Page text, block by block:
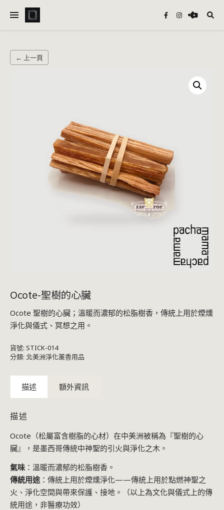
← 上一頁
Ocote-聖樹的心臟
Ocote 聖樹的心臟；溫暖而濃郁的松脂樹香，傳統上用於煙燻
淨化與儀式、冥想之用。
貨號: STICK-014
分類: 北美洲淨化薰香用品
描述 額外資訊
描述
Ocote（松屬富含樹脂的心材）在中美洲被稱為『聖樹的心
臟』，是墨西哥傳統中神聖的引火與淨化之木。
氣味 ：溫暖而濃郁的松脂樹香。
傳統用途 ：傳統上用於煙燻淨化——傳統上用於點燃神聖之
火、淨化空間與帶來保護、接地。（以上為文化與儀式上的傳
統用途，非醫療功效）